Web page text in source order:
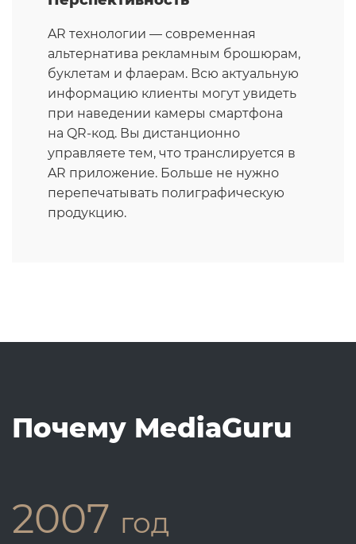
AR технологии — современная
альтернатива рекламным брошюрам,
буклетам и флаерам. Всю актуальную
информацию клиенты могут увидеть
при наведении камеры смартфона
на QR-код. Вы дистанционно
управляете тем, что транслируется в
AR приложение. Больше не нужно
перепечатывать полиграфическую
продукцию.
Почему MediaGuru
2007 год